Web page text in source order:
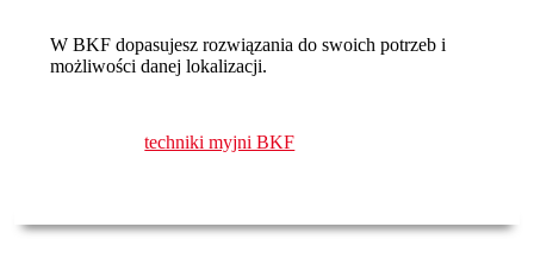
W BKF dopasujesz rozwiązania do swoich potrzeb i
możliwości danej lokalizacji.
techniki myjni BKF